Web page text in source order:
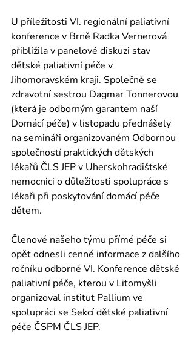
U příležitosti VI. regionální paliativní
konference v Brně Radka Vernerová
přiblížila v panelové diskuzi stav
dětské paliativní péče v
Jihomoravském kraji. Společně se
zdravotní sestrou Dagmar Tonnerovou
(která je odborným garantem naší
Domácí péče) v listopadu přednášely
na semináři organizovaném Odbornou
společností praktických dětských
lékařů ČLS JEP v Uherskohradišťské
nemocnici o důležitosti spolupráce s
lékaři při poskytování domácí péče
dětem.
Členové našeho týmu přímé péče si
opět odnesli cenné informace z dalšího
ročníku odborné VI. Konference dětské
paliativní péče, kterou v Litomyšli
organizoval institut Pallium ve
spolupráci se Sekcí dětské paliativní
péče ČSPM ČLS JEP.